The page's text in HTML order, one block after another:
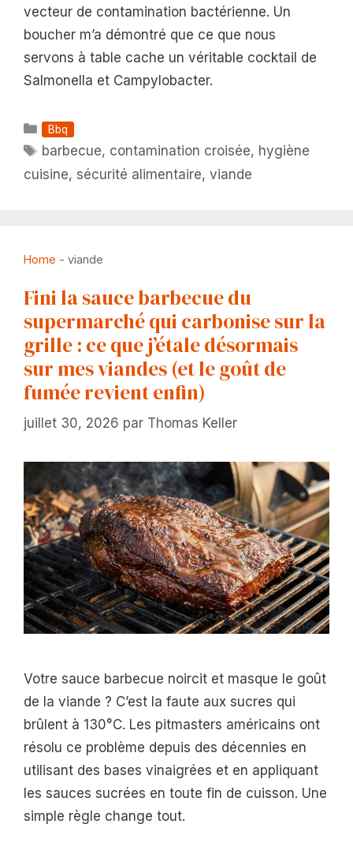
vecteur de contamination bactérienne. Un
boucher m’a démontré que ce que nous
servons à table cache un véritable cocktail de
Salmonella et Campylobacter.
Catégories
Bbq
Étiquettes
barbecue, contamination croisée, hygiène
cuisine, sécurité alimentaire, viande
Home - viande
Fini la sauce barbecue du
supermarché qui carbonise sur la
grille : ce que j’étale désormais
sur mes viandes (et le goût de
fumée revient enfin)
juillet 30, 2026 par Thomas Keller
Votre sauce barbecue noircit et masque le goût
de la viande ? C’est la faute aux sucres qui
brûlent à 130°C. Les pitmasters américains ont
résolu ce problème depuis des décennies en
utilisant des bases vinaigrées et en appliquant
les sauces sucrées en toute fin de cuisson. Une
simple règle change tout.